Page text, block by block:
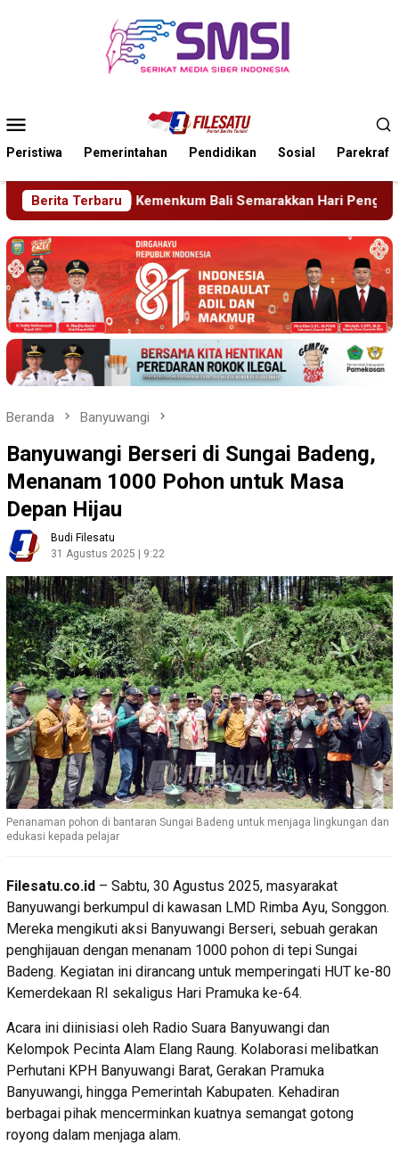
Mobile
Peristiwa Pemerintahan Pendidikan Sosial Parekraf
Berita Terbaru
Semarakkan Hari Pengayoman ke-81 Tragedi Proyek
Beranda Banyuwangi
Banyuwangi Berseri di Sungai Badeng,
Menanam 1000 Pohon untuk Masa
Depan Hijau
Budi Filesatu
31 Agustus 2025 | 9:22
Penanaman pohon di bantaran Sungai Badeng untuk menjaga lingkungan dan
edukasi kepada pelajar
Filesatu.co.id – Sabtu, 30 Agustus 2025, masyarakat
Banyuwangi berkumpul di kawasan LMD Rimba Ayu, Songgon.
Mereka mengikuti aksi Banyuwangi Berseri, sebuah gerakan
penghijauan dengan menanam 1000 pohon di tepi Sungai
Badeng. Kegiatan ini dirancang untuk memperingati HUT ke-80
Kemerdekaan RI sekaligus Hari Pramuka ke-64.
Acara ini diinisiasi oleh Radio Suara Banyuwangi dan
Kelompok Pecinta Alam Elang Raung. Kolaborasi melibatkan
Perhutani KPH Banyuwangi Barat, Gerakan Pramuka
Banyuwangi, hingga Pemerintah Kabupaten. Kehadiran
berbagai pihak mencerminkan kuatnya semangat gotong
royong dalam menjaga alam.